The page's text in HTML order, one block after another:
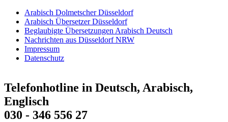
Arabisch Dolmetscher Düsseldorf
Arabisch Übersetzer Düsseldorf
Beglaubigte Übersetzungen Arabisch Deutsch
Nachrichten aus Düsseldorf NRW
Impressum
Datenschutz
Telefonhotline in Deutsch, Arabisch,
Englisch
030 - 346 556 27